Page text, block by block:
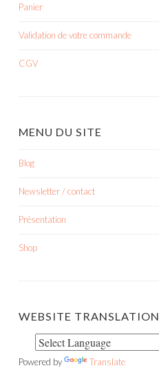
Panier
Validation de votre commande
CGV
MENU DU SITE
Blog
Newsletter / contact
Présentation
Shop
WEBSITE TRANSLATION
Powered by Translate